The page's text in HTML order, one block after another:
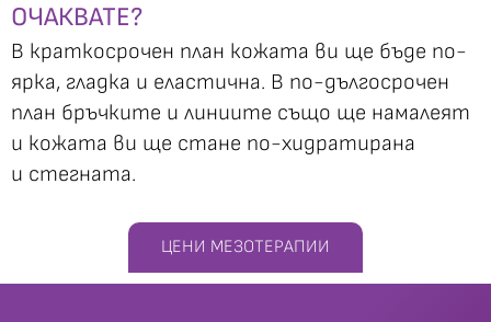
ОЧАКВАТЕ?
В краткосрочен план кожата ви ще бъде по-
ярка, гладка и еластична. В по-дългосрочен
план бръчките и линиите също ще намалеят
и кожата ви ще стане по-хидратирана
и стегната.
ЦЕНИ МЕЗОТЕРАПИИ